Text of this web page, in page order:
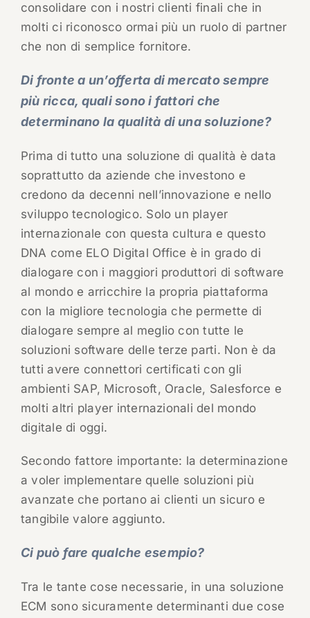
consolidare con i nostri clienti finali che in
molti ci riconosco ormai più un ruolo di partner
che non di semplice fornitore.
Di fronte a un’offerta di mercato sempre
più ricca, quali sono i fattori che
determinano la qualità di una soluzione?
Prima di tutto una soluzione di qualità è data
soprattutto da aziende che investono e
credono da decenni nell’innovazione e nello
sviluppo tecnologico. Solo un player
internazionale con questa cultura e questo
DNA come ELO Digital Office è in grado di
dialogare con i maggiori produttori di software
al mondo e arricchire la propria piattaforma
con la migliore tecnologia che permette di
dialogare sempre al meglio con tutte le
soluzioni software delle terze parti. Non è da
tutti avere connettori certificati con gli
ambienti SAP, Microsoft, Oracle, Salesforce e
molti altri player internazionali del mondo
digitale di oggi.
Secondo fattore importante: la determinazione
a voler implementare quelle soluzioni più
avanzate che portano ai clienti un sicuro e
tangibile valore aggiunto.
Ci può fare qualche esempio?
Tra le tante cose necessarie, in una soluzione
ECM sono sicuramente determinanti due cose